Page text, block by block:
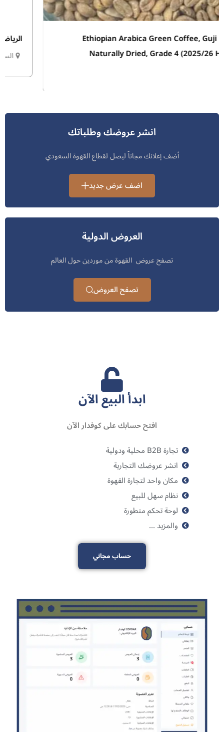
الرياض
السعودية
انشر عروضك وطلباتك
أضف إعلانك مجاناً ليصل لقطاع القهوة السعودي
اضف عرض جديد
العروض الدولية
تصفح عروض القهوة من موردين حول العالم
تصفح العروض
ابدأ البيع الآن
افتح حسابك على كوفدار الآن
انشر عروضك التجارية
مكان واحد لتجارة القهوة
نظام سهل للبيع
لوحة تحكم متطورة
والمزيد ...
حساب مجاني